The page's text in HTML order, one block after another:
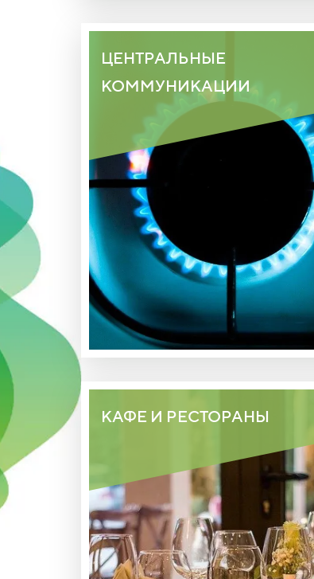
ЦЕНТРАЛЬНЫЕ
КОММУНИКАЦИИ
ПОДВЕДЕНЫ ВСЕ НЕОБХОДИМЫЕ
КОММУНИКАЦИИ, ВКЛЮЧАЯ ГАЗ
КАФЕ И РЕСТОРАНЫ
НА ТЕРРИТОРИИ КОТТЕДЖНОГО
ПОСЕЛКА